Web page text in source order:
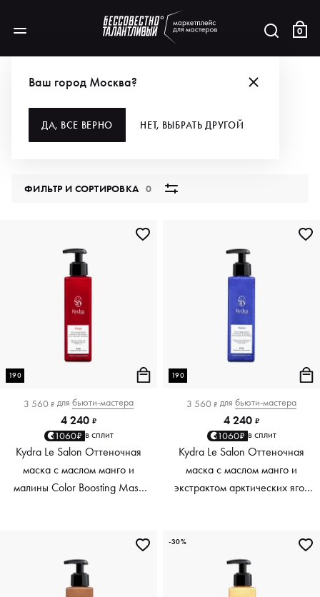
0
Ваш город Москва?
ДА, ВСЕ ВЕРНО НЕТ, ВЫБРАТЬ ДРУГОЙ
ВСЕ КАТЕГОРИИ
ФИЛЬТР И СОРТИРОВКА0
190
3 560 ₽ для бьюти-мастера
4 240 ₽
1060₽ в сплит
Kydra Le Salon Оттеночная
маска с маслом манго и
малины Color Boosting Mask
190
3 560 ₽ для бьюти-мастера
4 240 ₽
1060₽ в сплит
Kydra Le Salon Оттеночная
маска с маслом манго и
экстрактом арктических ягод
-30%